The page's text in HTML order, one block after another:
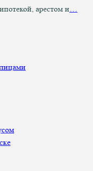
арестом и…